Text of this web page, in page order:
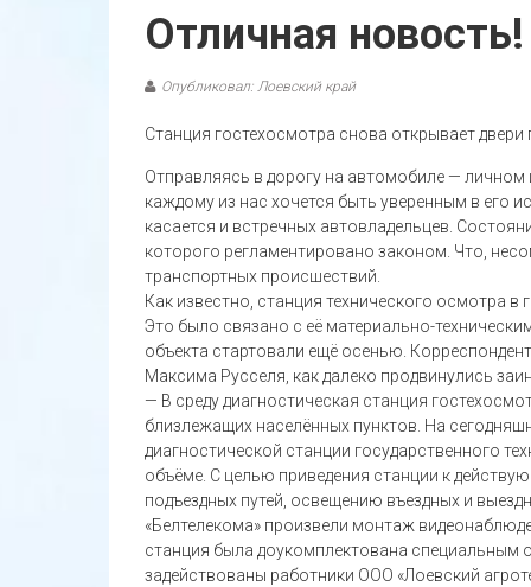
Отличная новость!
Опубликовал: Лоевский край
Станция гостехосмотра снова открывает двери
Отправляясь в дорогу на автомобиле — личном
каждому из нас хочется быть уверенным в его
касается и встречных автовладельцев.
которого регламентировано законом. Что,
транспортных происшествий.
Как известно, станция технического осмотра
Это было связано с её материально-
объекта стартовали ещё осенью.
Максима Русселя, как далеко продвинулись
— В среду диагностическая станция
близлежащих населённых пунктов. На
диагностической станции государственного
объёме. С целью приведения станции к
подъездных путей, освещению въездных и
«Белтелекома» произвели монтаж
станция была доукомплектована специальным
задействованы работники ООО «Лоевский